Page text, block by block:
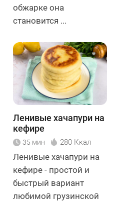
обжарке она
становится ...
Ленивые хачапури на
кефире
35 мин 280 Ккал
Ленивые хачапури на
кефире - простой и
быстрый вариант
любимой грузинской